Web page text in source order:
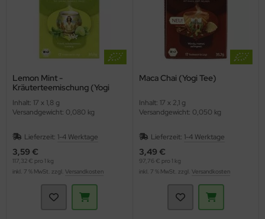
Lemon Mint -
Kräuterteemischung (Yogi
Inhalt: 17 x 1,8 g
Versandgewicht: 0,080 kg
Lieferzeit: 1-4 Werktage
3,59 €
117,32 € pro 1 kg
inkl. 7 % MwSt. zzgl. Versandkosten
Maca Chai (Yogi Tee)
Inhalt: 17 x 2,1 g
Versandgewicht: 0,050 kg
Lieferzeit: 1-4 Werktage
3,49 €
97,76 € pro 1 kg
inkl. 7 % MwSt. zzgl. Versandkosten